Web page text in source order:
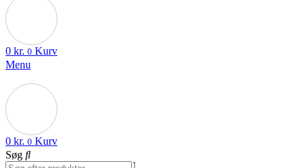
0 kr. 0 Kurv
Menu
0 kr. 0 Kurv
Søg